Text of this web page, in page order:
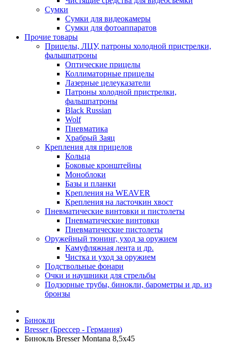
Сумки
Сумки для видеокамеры
Сумки для фотоаппаратов
Прочие товары
Прицелы, ЛЦУ, патроны холодной пристрелки,
фальшпатроны
Оптические прицелы
Коллиматорные прицелы
Лазерные целеуказатели
Патроны холодной пристрелки,
фальшпатроны
Black Russian
Wolf
Пневматика
Храбрый Заяц
Крепления для прицелов
Кольца
Боковые кронштейны
Моноблоки
Базы и планки
Крепления на WEAVER
Крепления на ласточкин хвост
Пневматические винтовки и пистолеты
Пневматические винтовки
Пневматические пистолеты
Оружейный тюнинг, уход за оружием
Камуфляжная лента и др.
Чистка и уход за оружием
Подствольные фонари
Очки и наушники для стрельбы
Подзорные трубы, бинокли, барометры и др. из
бронзы
Бинокли
Bresser (Брессер - Германия)
Бинокль Bresser Montana 8,5x45